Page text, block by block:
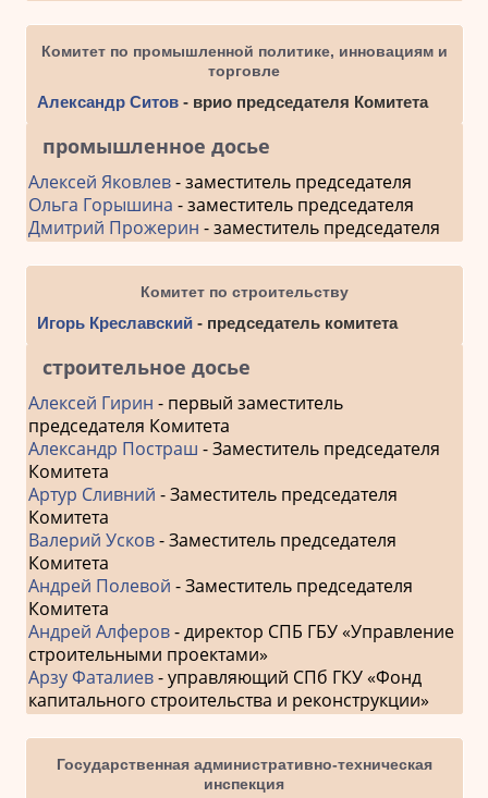
Комитет по промышленной политике, инновациям и
торговле
Александр Ситов- врио председателя Комитета
промышленное досье
Алексей Яковлев- заместитель председателя
Ольга Горышина - заместитель председателя
Дмитрий Прожерин - заместитель председателя
Комитет по строительству
Игорь Креславский - председатель комитета
строительное досье
Алексей Гирин - первый заместитель
председателя Комитета
Александр Постраш - Заместитель председателя
Комитета
Артур Сливний - Заместитель председателя
Комитета
Валерий Усков- Заместитель председателя
Комитета
Андрей Полевой - Заместитель председателя
Комитета
Андрей Алферов- директор СПБ ГБУ «Управление
строительными проектами»
Арзу Фаталиев- управляющий СПб ГКУ «Фонд
капитального строительства и реконструкции»
Государственная административно-техническая
инспекция